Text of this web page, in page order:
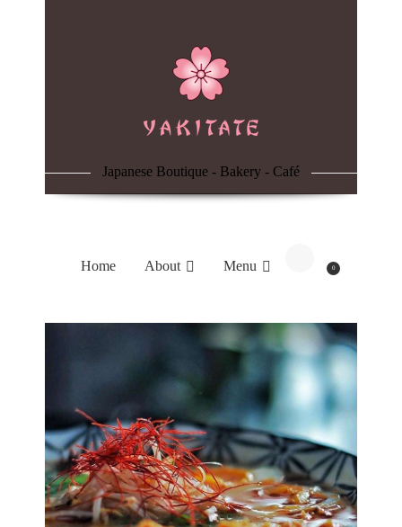
Japanese Boutique - Bakery - Café
Home About Menu 0